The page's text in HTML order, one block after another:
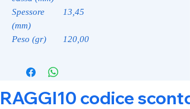
Spessore
(mm)
13,45
Peso (gr) 120,00
RAGGI10 codice